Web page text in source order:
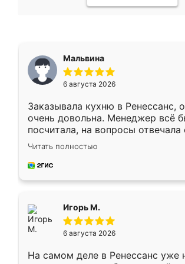
Мальвина
6 августа 2026
Заказывала кухню в Ренессанс,
очень довольна. Менеджер всё
посчитала, на вопросы отвечала
Замерщик приехал в субботу,
делу со всей ответственностью.
за день, ребята работали
Читать полностью
Игорь М.
6 августа 2026
На самом деле в Ренессанс уже